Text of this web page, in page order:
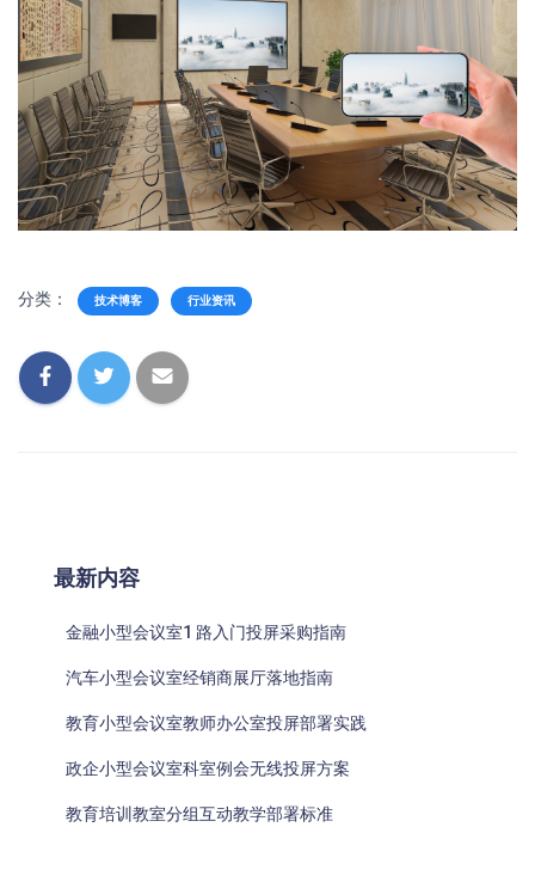
分类： 技术博客 行业资讯
最新内容
金融小型会议室1 路入门投屏采购指南
汽车小型会议室经销商展厅落地指南
教育小型会议室教师办公室投屏部署实践
政企小型会议室科室例会无线投屏方案
教育培训教室分组互动教学部署标准